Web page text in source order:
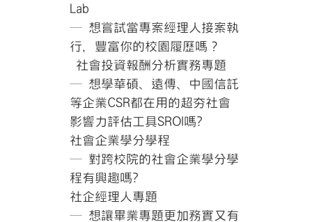
Lab
─ 想嘗試當專案經理人接案執
行，豐富你的校園履歷嗎？
社會投資報酬分析實務專題
─ 想學華碩、遠傳、中國信託
等企業CSR都在用的超夯社會
影響力評估工具SROI嗎?
社會企業學分學程
─ 對跨校院的社會企業學分學
程有興趣嗎?
社企經理人專題
─ 想讓畢業專題更加務實又有